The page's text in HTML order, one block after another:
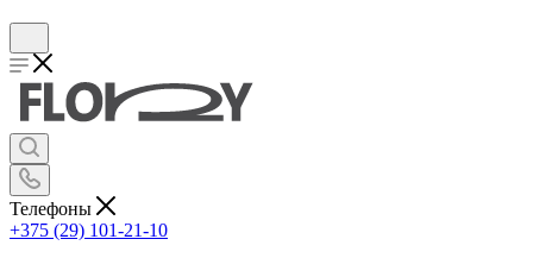
Телефоны
+375 (29) 101-21-10